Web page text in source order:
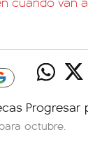
octubre.